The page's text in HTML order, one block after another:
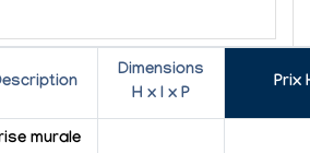
Dimensions
H x l x P
Prix
murale